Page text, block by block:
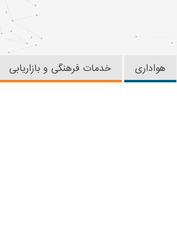
هواداری خدمات فرهنگی و بازاریابی